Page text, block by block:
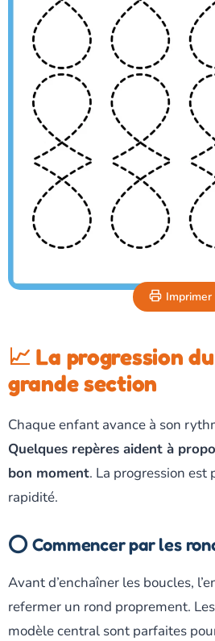
Imprimer
📈 La progression
grande section
Chaque enfant avance à son
Quelques repères aident à
bon moment. La progression
rapidité.
⭕ Commencer par les
Avant d’enchaîner les boucles,
refermer un rond proprement.
modèle central sont parfaites